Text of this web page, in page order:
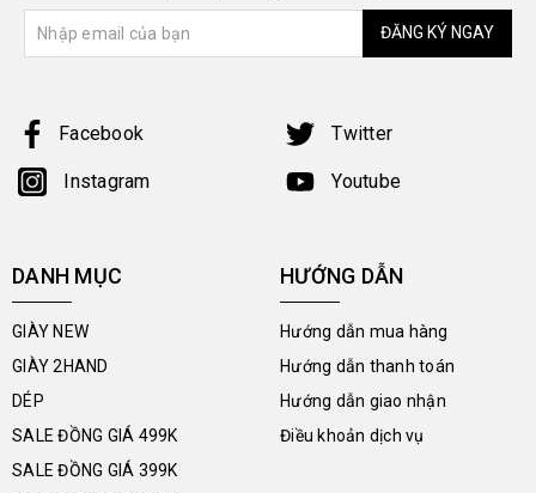
ĐĂNG KÝ NGAY
Facebook Twitter
Instagram Youtube
DANH MỤC
GIÀY NEW
GIÀY 2HAND
DÉP
SALE ĐỒNG GIÁ 499K
SALE ĐỒNG GIÁ 399K
HƯỚNG DẪN
Hướng dẫn mua hàng
Hướng dẫn thanh toán
Hướng dẫn giao nhận
Điều khoản dịch vụ